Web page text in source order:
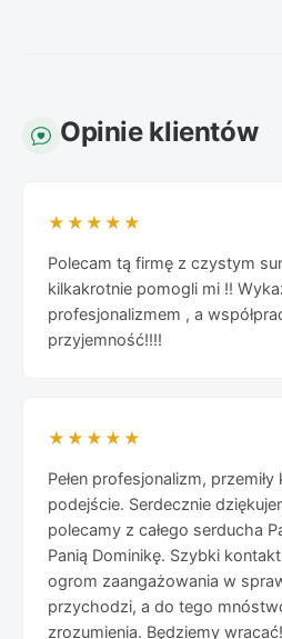
Opinie klientów
★★★★★
Polecam tą firmę z czystym
kilkakrotnie pomogli mi !!
profesjonalizmem , a
przyjemność!!!!
★★★★★
Pełen profesjonalizm,
podejście. Serdecznie
polecamy z całego serducha
Panią Dominikę. Szybki
ogrom zaangażowania w
przychodzi, a do tego
zrozumienia. Będziemy wracać!